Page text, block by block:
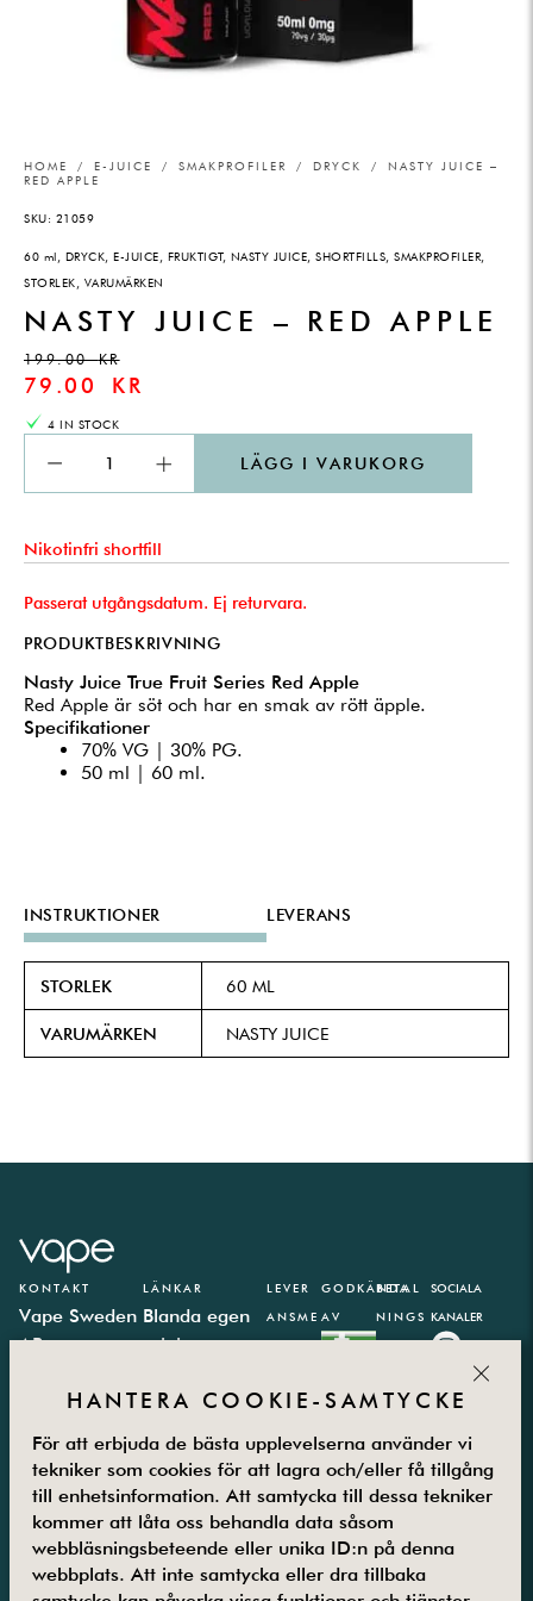
HOME / E-JUICE / SMAKPROFILER / DRYCK
/ NASTY JUICE –
RED APPLE
SKU: 21059
60 ml DRYCK E-JUICE FRUKTIGT, NASTY JUICE SHORTFILLS SMAKPROFILER
STORLEK
VARUMÄRKEN
NASTY JUICE – RED APPLE
199.00KR
79.00 KR
4 IN STOCK
LÄGG I VARUKORG
Nikotinfri shortfill
Passerat utgångsdatum. Ej returvara.
PRODUKTBESKRIVNING
Nasty Juice True Fruit Series Red Apple
Red Apple är söt och har en smak av rött äpple.
Specifikationer
70% VG | 30% PG.
50 ml | 60 ml.
INSTRUKTIONER LEVERANS
STORLEK 60 ML
VARUMÄRKEN NASTY JUICE
KONTAKT
Vape Sweden
AB
Hägersten
Måndag –
Fredag
08.00-16.00
08-5800 25
LÄNKAR
Blanda egen
e-juice
kalkylator
Vanliga frågor
Kontakta oss
Om oss
Returer
Villkor
LEVER
ANSME
TODER
GODKÄNDA
AV
BETAL
NINGS
PARTN
SOCIALA
KANALER
HANTERA COOKIE-SAMTYCKE
För att erbjuda de bästa upplevelserna använder vi
tekniker som cookies för att lagra och/eller få tillgång
till enhetsinformation. Att samtycka till dessa tekniker
kommer att låta oss behandla data såsom
webbläsningsbeteende eller unika ID:n på denna
webbplats. Att inte samtycka eller dra tillbaka